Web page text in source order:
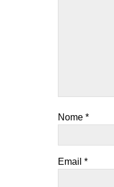
Nome *
Email *